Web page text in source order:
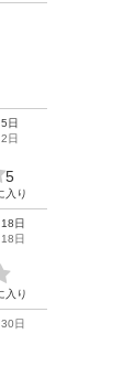
日
日
5
入り
日
日
入り
日